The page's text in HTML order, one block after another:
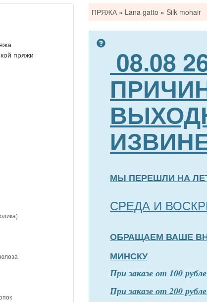
пряжи
Вы
здесь
ПРЯЖА » Lana gatto » Silk mohair
08.08
МЫ ПЕРЕШЛИ НА
СРЕДА И
ОБРАЩАЕМ ВАШЕ
МИНСКУ
При заказе от 100
При заказе от 200